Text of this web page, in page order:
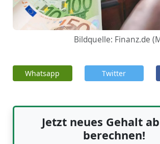
Bildquelle: Finanz.de
Whatsapp Twitter
Jetzt neues Gehalt
berechnen!